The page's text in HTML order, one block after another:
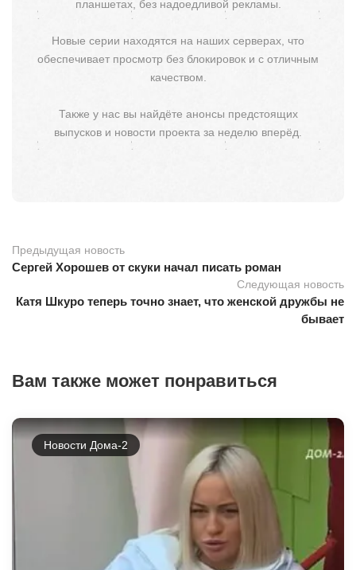
планшетах, без надоедливой рекламы.
Новые серии находятся на наших серверах, что
обеспечивает просмотр без блокировок и с отличным
качеством.
Также у нас вы найдёте анонсы предстоящих
выпусков и новости проекта за неделю вперёд.
Предыдущая новость
Сергей Хорошев от скуки начал писать роман
Следующая новость
Катя Шкуро теперь точно знает, что женской дружбы не
бывает
Вам также может понравиться
Новости Дома-2